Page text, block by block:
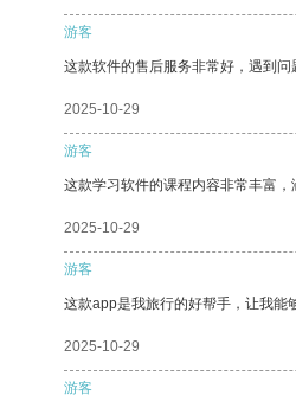
游客
这款软件的售后服务非常好，遇到问
2025-10-29
游客
这款学习软件的课程内容非常丰富
2025-10-29
游客
这款app是我旅行的好帮手，让我能
2025-10-29
游客